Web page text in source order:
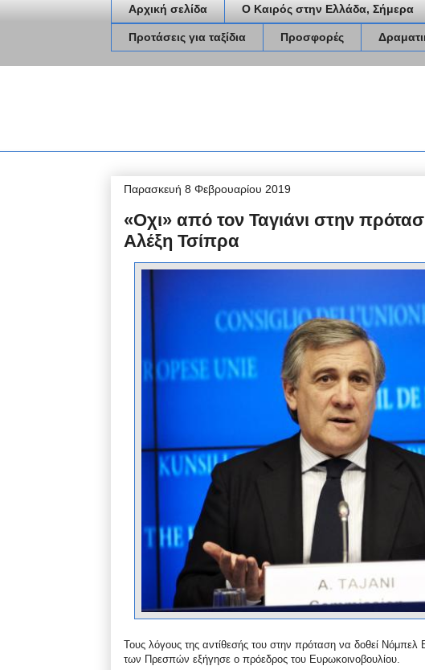
Αρχική σελίδα Ο Καιρός στην Ελλάδα, Σήμερα
Προτάσεις για ταξίδια Προσφορές
Παρασκευή 8 Φεβρουαρίου 2019
«Οχι» από τον Ταγιάνι στην
Αλέξη Τσίπρα
Τους λόγους της αντίθεσής του στην πρόταση να δοθεί Νόμπελ
των Πρεσπών εξήγησε ο πρόεδρος του Ευρωκοινοβουλίου.